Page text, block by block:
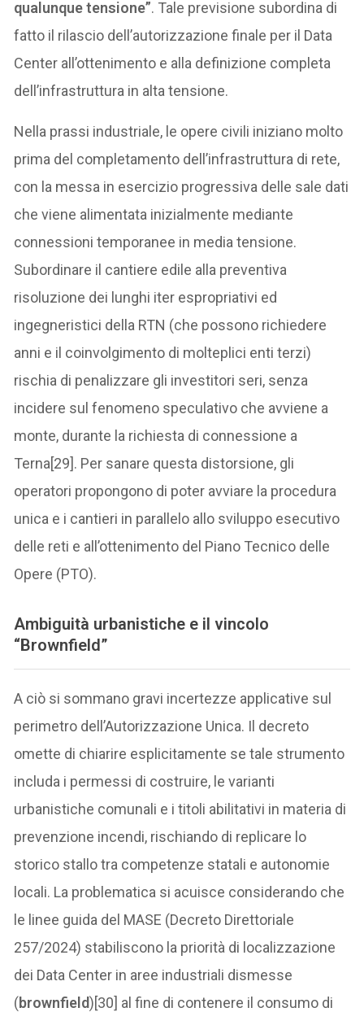
qualunque tensione”. Tale previsione subordina di
fatto il rilascio dell’autorizzazione finale per il Data
Center all’ottenimento e alla definizione completa
dell’infrastruttura in alta tensione.
Nella prassi industriale, le opere civili iniziano molto
prima del completamento dell’infrastruttura di rete,
con la messa in esercizio progressiva delle sale dati
che viene alimentata inizialmente mediante
connessioni temporanee in media tensione.
Subordinare il cantiere edile alla preventiva
risoluzione dei lunghi iter espropriativi ed
ingegneristici della RTN (che possono richiedere
anni e il coinvolgimento di molteplici enti terzi)
rischia di penalizzare gli investitori seri, senza
incidere sul fenomeno speculativo che avviene a
monte, durante la richiesta di connessione a
Terna[29]. Per sanare questa distorsione, gli
operatori propongono di poter avviare la procedura
unica e i cantieri in parallelo allo sviluppo esecutivo
delle reti e all’ottenimento del Piano Tecnico delle
Opere (PTO).
Ambiguità urbanistiche e il vincolo
“Brownfield”
A ciò si sommano gravi incertezze applicative sul
perimetro dell’Autorizzazione Unica. Il decreto
omette di chiarire esplicitamente se tale strumento
includa i permessi di costruire, le varianti
urbanistiche comunali e i titoli abilitativi in materia di
prevenzione incendi, rischiando di replicare lo
storico stallo tra competenze statali e autonomie
locali. La problematica si acuisce considerando che
le linee guida del MASE (Decreto Direttoriale
257/2024) stabiliscono la priorità di localizzazione
dei Data Center in aree industriali dismesse
(brownfield)[30] al fine di contenere il consumo di